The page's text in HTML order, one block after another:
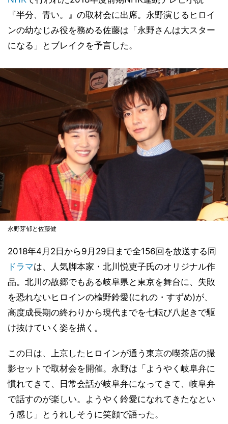
『半分、青い。』の取材会に出席。永野演じるヒロイ
ンの幼なじみ役を務める佐藤は「永野さんは大スター
になる」とブレイクを予言した。
永野芽郁と佐藤健
2018年4月2日から9月29日まで全156回を放送する同
ドラマは、人気脚本家・北川悦吏子氏のオリジナル作
品。北川の故郷でもある岐阜県と東京を舞台に、失敗
を恐れないヒロインの楡野鈴愛(にれの・すずめ)が、
高度成長期の終わりから現代までを七転び八起きで駆
け抜けていく姿を描く。
この日は、上京したヒロインが通う東京の喫茶店の撮
影セットで取材会を開催。永野は「ようやく岐阜弁に
慣れてきて、日常会話が岐阜弁になってきて、岐阜弁
で話すのが楽しい。ようやく鈴愛になれてきたなとい
う感じ」とうれしそうに笑顔で語った。